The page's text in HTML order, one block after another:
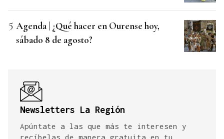
Agenda | ¿Qué hacer en Ourense hoy,
sábado 8 de agosto?
Newsletters La Región
Apúntate a las que más te interesen y
recíbelas de manera gratuita en tu